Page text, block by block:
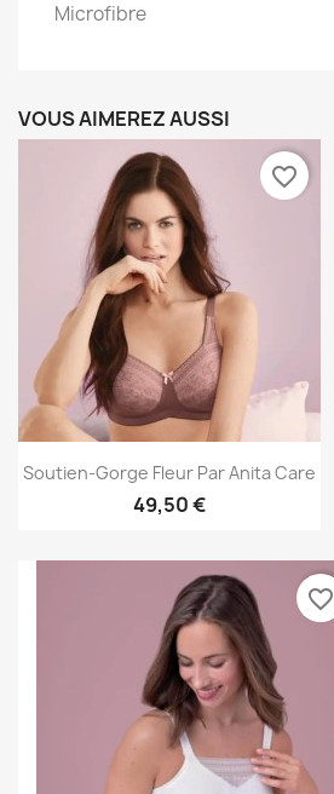
Microfibre
VOUS AIMEREZ AUSSI
Soutien-Gorge Fleur Par Anita Care
49,50 €
favorite_border
favorite_border